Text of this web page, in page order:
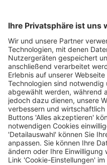
Einbindung von fremden
Bei der Reichweitenmessung
der Webseitenbesucher, d.h.
Interessen der Nutzer aus,
besonders interessant sind
Optimierung bedürfen. Hierzu
Verfahren mit dem gleichen
Nutzerprofile der
Adresse können in diesem
besuchten Webseiten,
Merkmale, wie der
Nutzungszeiten und
Im Rahmen des